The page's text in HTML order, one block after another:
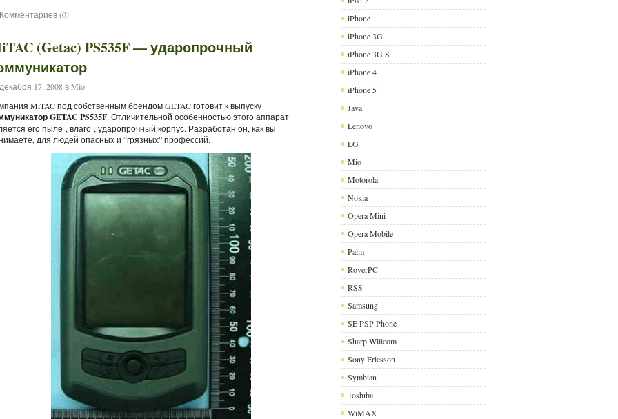
Комментариев (0)
(Getac) PS535F — ударопрочный
декабря 17, 2008 вMio
MiTAC под собственным брендом GETAC готовит к выпуску
GETAC PS535F. Отличительной особенностью этого аппарат
его пыле-, влаго-, ударопрочный корпус. Разработан он, как вы
для людей опасных и “грязных” профессий.
iPhone
iPhone 3G
iPhone 3G S
iPhone 4
iPhone 5
Java
Lenovo
LG
Mio
Motorola
Nokia
Opera Mini
Opera Mobile
Palm
RoverPC
RSS
Samsung
SE PSP Phone
Sharp Willcom
Sony Ericsson
Symbian
Toshiba
WiMAX